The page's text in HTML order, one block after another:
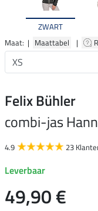
ZWART
Maat: | Maattabel |
Felix Bühler
combi-jas
4.9 23
Leverbaar
49,90 €